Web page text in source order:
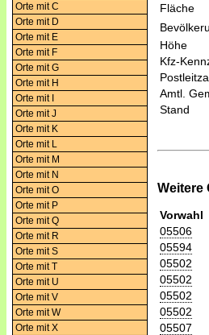
Orte mit C
Orte mit D
Orte mit E
Orte mit F
Orte mit G
Orte mit H
Orte mit I
Orte mit J
Orte mit K
Orte mit L
Orte mit M
Orte mit N
Orte mit O
Orte mit P
Orte mit Q
Orte mit R
Orte mit S
Orte mit T
Orte mit U
Orte mit V
Orte mit W
Orte mit X
Fläche
Höhe
Kfz-
Amtl.
Stand
Weitere
Vorwahl
05506
05594
05502
05502
05502
05502
05507